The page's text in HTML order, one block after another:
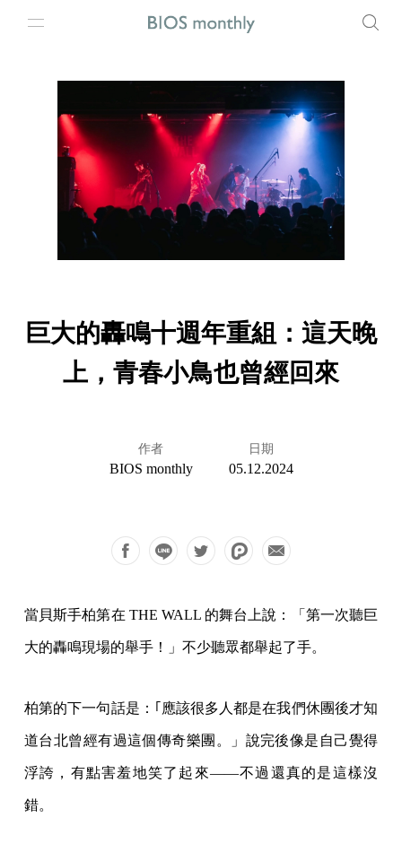
巨大的轟鳴十週年重組：這天晚
上，青春小鳥也曾經回來
作者
BIOS monthly
日期
05.12.2024
當貝斯手柏第在 THE WALL 的舞台上說：「第一次聽巨
大的轟鳴現場的舉手！」不少聽眾都舉起了手。
柏第的下一句話是：｢應該很多人都是在我們休團後才知
道台北曾經有過這個傳奇樂團。」說完後像是自己覺得
浮誇，有點害羞地笑了起來——不過還真的是這樣沒
錯。